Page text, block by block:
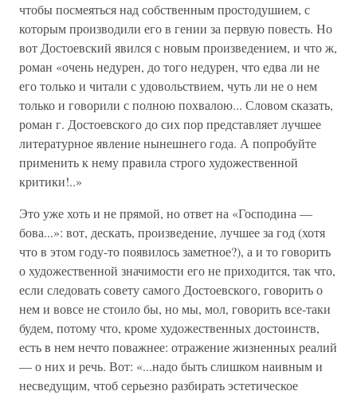
чтобы посмеяться над собственным простодушием, с
которым производили его в гении за первую повесть. Но
вот Достоевский явился с новым произведением, и что ж,
роман «очень недурен, до того недурен, что едва ли не
его только и читали с удовольствием, чуть ли не о нем
только и говорили с полною похвалою... Словом сказать,
роман г. Достоевского до сих пор представляет лучшее
литературное явление нынешнего года. А попробуйте
применить к нему правила строго художественной
критики!..»
Это уже хоть и не прямой, но ответ на «Господина —
бова...»: вот, дескать, произведение, лучшее за год (хотя
что в этом году-то появилось заметное?), а и то говорить
о художественной значимости его не приходится, так что,
если следовать совету самого Достоевского, говорить о
нем и вовсе не стоило бы, но мы, мол, говорить все-таки
будем, потому что, кроме художественных достоинств,
есть в нем нечто поважнее: отражение жизненных реалий
— о них и речь. Вот: «...надо быть слишком наивным и
несведущим, чтоб серьезно разбирать эстетическое